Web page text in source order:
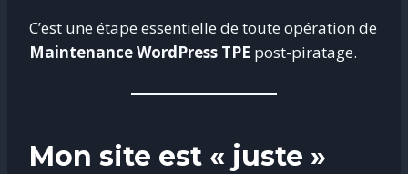
C’est une étape essentielle de toute opération de
Maintenance WordPress TPE post-piratage.
Mon site est « juste »